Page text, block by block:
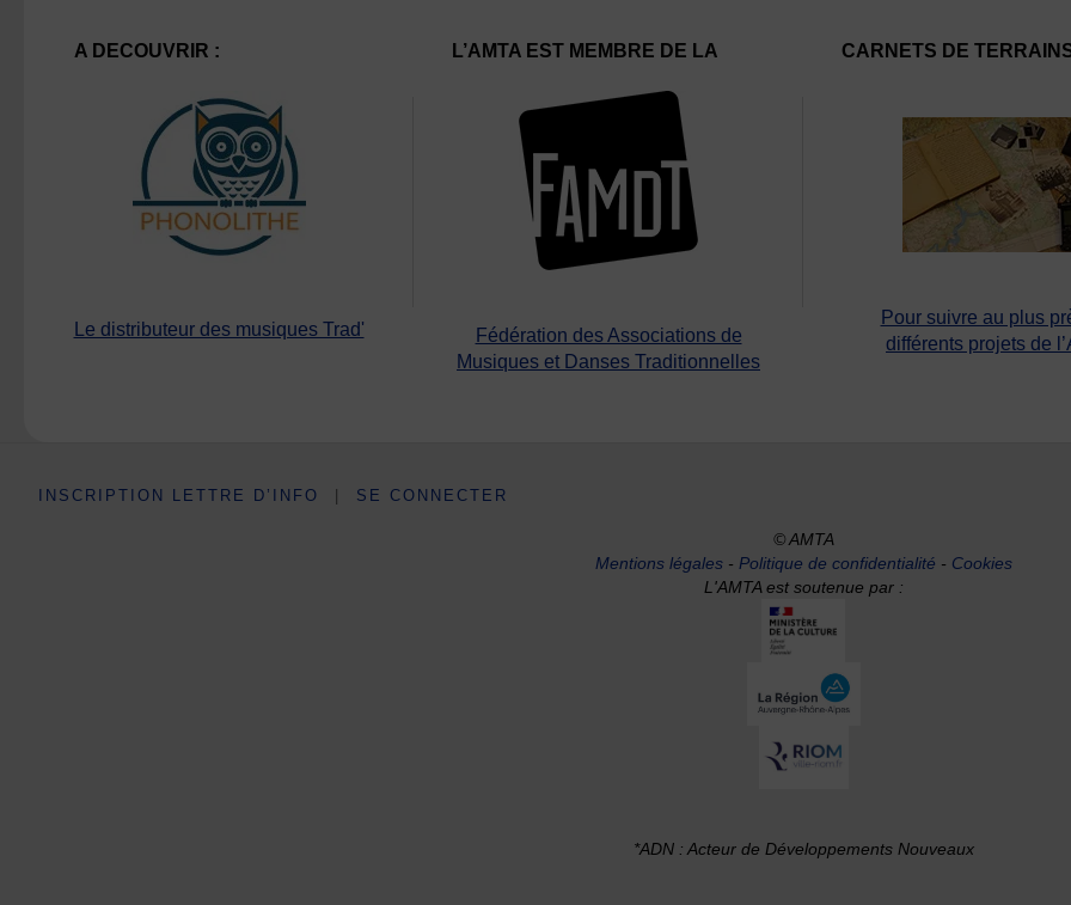
A DECOUVRIR :
Le distributeur des musiques Trad'
L’AMTA EST MEMBRE DE LA
Fédération des Associations de
Musiques et Danses Traditionnelles
CARNETS DE
Pour suivre au plus
différents projets de
INSCRIPTION LETTRE D’INFO | SE CONNECTER
© AMTA
Mentions légales- Politique de confidentialité - Cookies
L'AMTA est soutenue par :
*ADN : Acteur de Développements Nouveaux